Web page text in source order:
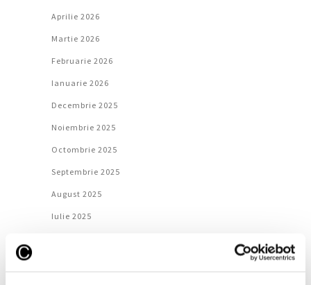
Aprilie 2026
Martie 2026
Februarie 2026
Ianuarie 2026
Decembrie 2025
Noiembrie 2025
Octombrie 2025
Septembrie 2025
August 2025
Iulie 2025